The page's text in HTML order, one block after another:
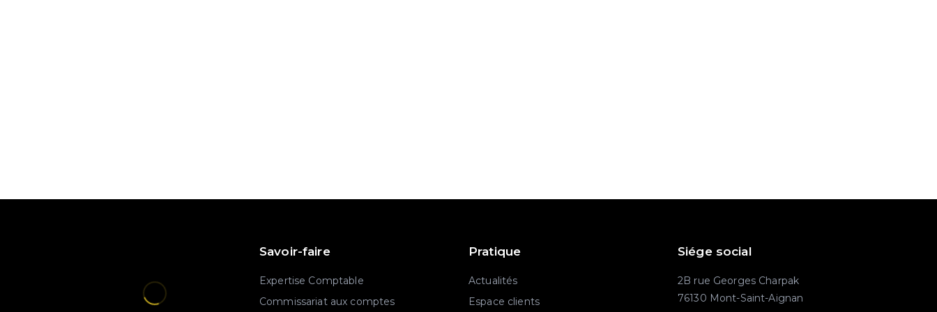
Savoir-faire
Expertise Comptable
Commissariat aux comptes
Pratique
Actualités
Espace clients
Siége social
2B rue Georges Charpak
76130 Mont-Saint-Aignan